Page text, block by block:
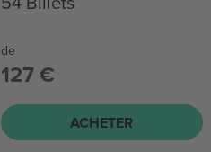
de
127 €
ACHETER